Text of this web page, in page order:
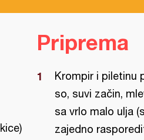
Priprema
Krompir i piletinu
so, suvi začin,
sa vrlo malo ulja
zajedno